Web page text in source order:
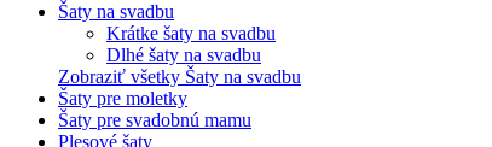
Šaty na svadbu
Krátke šaty na svadbu
Dlhé šaty na svadbu
Zobraziť všetky Šaty na svadbu
Šaty pre moletky
Šaty pre svadobnú mamu
Plesové šaty